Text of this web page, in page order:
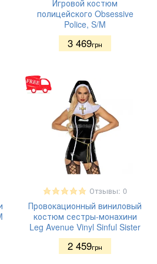
Игровой костюм
полицейского Obsessive
Police, S/M
3 469грн
Отзывы: 0
Провокационный виниловый
костюм сестры-монахини
Leg Avenue Vinyl Sinful Sister
2 459грн